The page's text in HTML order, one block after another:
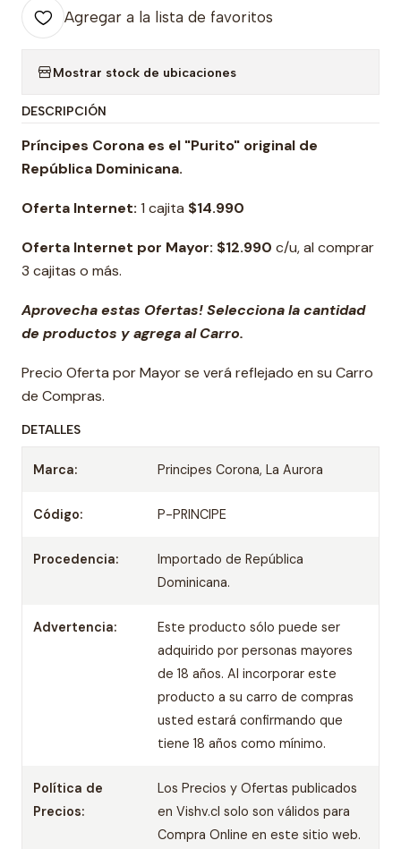
Agregar a la lista de favoritos
Mostrar stock de ubicaciones
DESCRIPCIÓN
Príncipes Corona es el "Purito" original de
República Dominicana.
Oferta Internet: 1 cajita $14.990
Oferta Internet por Mayor: $12.990 c/u, al comprar
3 cajitas o más.
Aprovecha estas Ofertas! Selecciona la cantidad
de productos y agrega al Carro.
Precio Oferta por Mayor se verá reflejado en su Carro
de Compras.
DETALLES
Marca: Principes Corona, La Aurora
Código: P-PRINCIPE
Procedencia:
Importado de República
Dominicana.
Advertencia:
Este producto sólo puede ser
adquirido por personas mayores
de 18 años. Al incorporar este
producto a su carro de compras
usted estará confirmando que
tiene 18 años como mínimo.
Política de
Precios:
Los Precios y Ofertas publicados
en Vishv.cl solo son válidos para
Compra Online en este sitio web.